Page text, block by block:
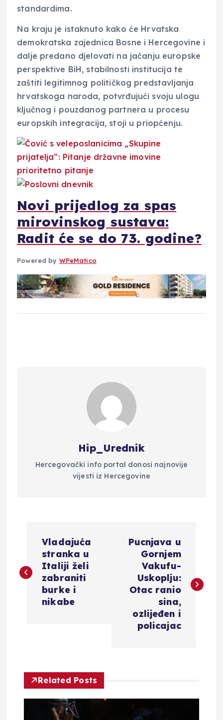
standardima.
Na kraju je istaknuto kako će Hrvatska
demokratska zajednica Bosne i Hercegovine i
dalje predano djelovati na jačanju europske
perspektive BiH, stabilnosti institucija te
zaštiti legitimnog političkog predstavljanja
hrvatskoga naroda, potvrđujući svoju ulogu
ključnog i pouzdanog partnera u procesu
europskih integracija, stoji u priopćenju.
Novi prijedlog za spas
mirovinskog sustava:
Radit će se do 73. godine?
Powered by WPeMatico
Hip_Urednik
Hercegovački info portal donosi najnovije
vijesti iz Hercegovine
v
c
Vladajuća
stranka u
Italiji želi
zabraniti
burke i
nikabe
Pucnjava u
Gornjem
Vakufu-
Uskoplju:
Otac ranio
sina,
ozlijeđen i
policajac
Related Posts